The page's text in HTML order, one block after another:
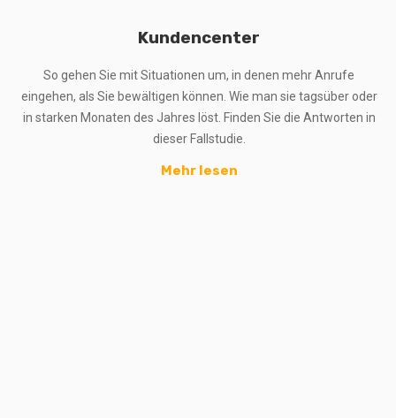
Kundencenter
So gehen Sie mit Situationen um, in denen mehr Anrufe
eingehen, als Sie bewältigen können. Wie man sie tagsüber oder
in starken Monaten des Jahres löst. Finden Sie die Antworten in
dieser Fallstudie.
Mehr lesen